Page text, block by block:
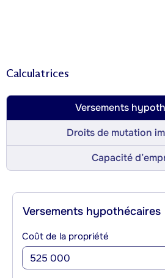
Calculatrices
Versements
Droits de mutation
Capacité
Versements hypothécaires
Coût de la propriété